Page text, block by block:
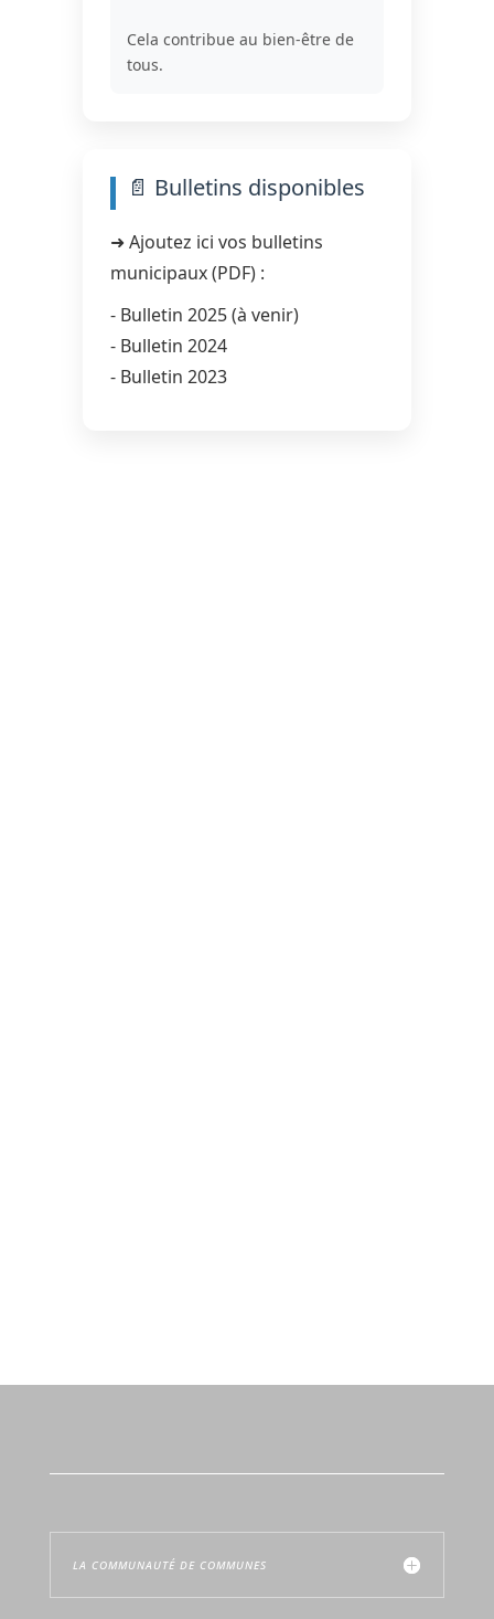
Cela contribue au bien-être de
tous.
📄 Bulletins disponibles
➜ Ajoutez ici vos bulletins
municipaux (PDF) :
- Bulletin 2025 (à venir)
- Bulletin 2024
- Bulletin 2023
LA COMMUNAUTÉ DE COMMUNES